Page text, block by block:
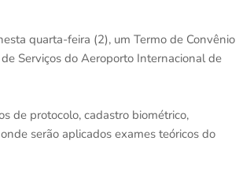
quarta-feira (2), um Termo de Convênio
Serviços do Aeroporto Internacional de
de protocolo, cadastro biométrico,
serão aplicados exames teóricos do